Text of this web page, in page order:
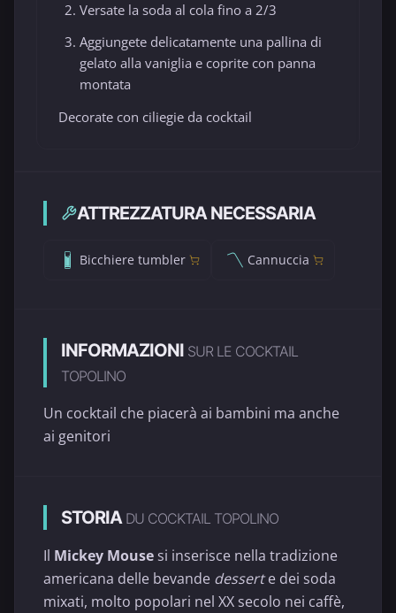
Versate la soda al cola fino a 2/3
Aggiungete delicatamente una pallina di
gelato alla vaniglia e coprite con panna
montata
Decorate con ciliegie da cocktail
ATTREZZATURA NECESSARIA
Bicchiere tumbler Cannuccia
INFORMAZIONI SUR LE COCKTAIL
TOPOLINO
Un cocktail che piacerà ai bambini ma anche
ai genitori
STORIA DU COCKTAIL TOPOLINO
Il Mickey Mouse si inserisce nella tradizione
americana delle bevande desserte dei soda
mixati, molto popolari nel XX secolo nei caffè,